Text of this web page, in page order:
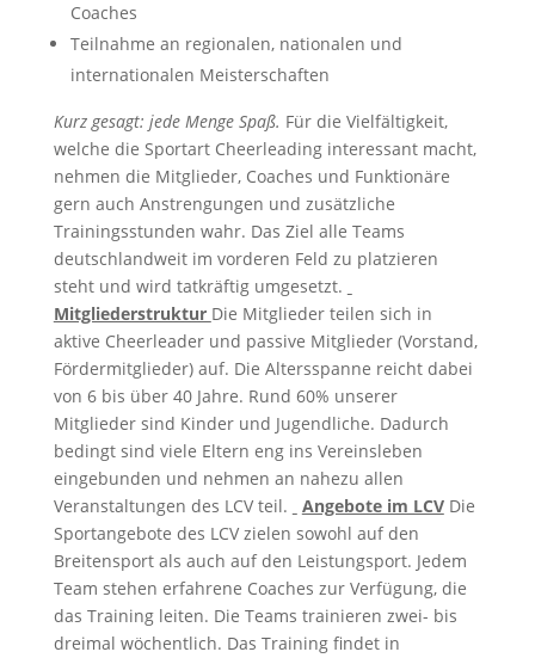
Coaches
Teilnahme an regionalen, nationalen und
internationalen Meisterschaften
Kurz gesagt: jede Menge Spaß. Für die Vielfältigkeit,
welche die Sportart Cheerleading interessant macht,
nehmen die Mitglieder, Coaches und Funktionäre
gern auch Anstrengungen und zusätzliche
Trainingsstunden wahr. Das Ziel alle Teams
deutschlandweit im vorderen Feld zu platzieren
steht und wird tatkräftig umgesetzt.
Mitgliederstruktur Die Mitglieder teilen sich in
aktive Cheerleader und passive Mitglieder (Vorstand,
Fördermitglieder) auf. Die Altersspanne reicht dabei
von 6 bis über 40 Jahre. Rund 60% unserer
Mitglieder sind Kinder und Jugendliche. Dadurch
bedingt sind viele Eltern eng ins Vereinsleben
eingebunden und nehmen an nahezu allen
Veranstaltungen des LCV teil.
Angebote im LCVDie
Sportangebote des LCV zielen sowohl auf den
Breitensport als auch auf den Leistungsport. Jedem
Team stehen erfahrene Coaches zur Verfügung, die
das Training leiten. Die Teams trainieren zwei- bis
dreimal wöchentlich. Das Training findet in